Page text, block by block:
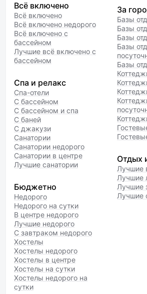
Всё включено
Всё включено
Всё включено недорого
Всё включено с
бассейном
Лучшие всё включено с
бассейном
Спа и релакс
Спа-отели
С бассейном
С бассейном и спа
С баней
С джакузи
Санатории
Санатории недорого
Санатории в центре
Лучшие санатории
Бюджетно
Недорого
Недорого на сутки
В центре недорого
Лучшие недорого
С завтраком недорого
Хостелы
Хостелы недорого
Хостелы в центре
Хостелы на сутки
Хостелы недорого на
сутки
За
Базы
Базы
Базы
Базы
Базы
Отдых
Лучшие
Лучшие
Лучшие
Лучшие